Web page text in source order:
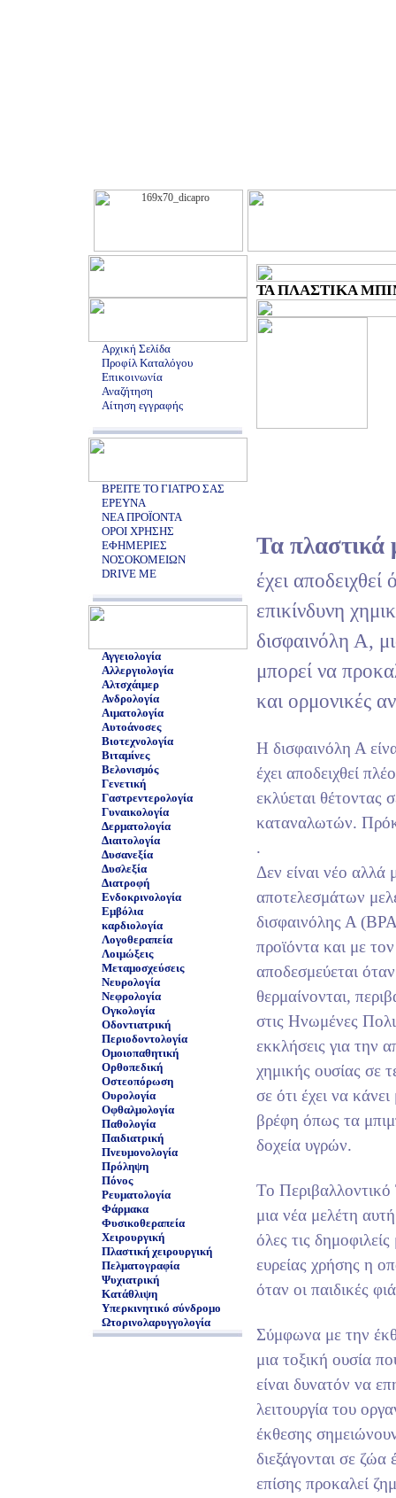
Αρχική Σελίδα
Προφίλ Καταλόγου
Επικοινωνία
Αναζήτηση
Αίτηση εγγραφής
ΒΡΕΙΤΕ ΤΟ ΓΙΑΤΡΟ ΣΑΣ
ΕΡΕΥΝΑ
ΝΕΑ ΠΡΟΪΟΝΤΑ
ΟΡΟΙ ΧΡΗΣΗΣ
ΕΦΗΜΕΡΙΕΣ
ΝΟΣΟΚΟΜΕΙΩΝ
DRIVE ME
Αγγειολογία
Αλλεργιολογία
Αλτσχάιμερ
Ανδρολογία
Αιματολογία
Αυτοάνοσες
Βιοτεχνολογία
Βιταμίνες
Βελονισμός
Γενετική
Γαστρεντερολογία
Γυναικολογία
Δερματολογία
Διαιτολογία
Δυσανεξία
Δυσλεξία
Διατροφή
Ενδοκρινολογία
Εμβόλια
καρδιολογία
Λογοθεραπεία
Λοιμώξεις
Μεταμοσχεύσεις
Νευρολογία
Νεφρολογία
Ογκολογία
Οδοντιατρική
Περιοδοντολογία
Ομοιοπαθητική
Ορθοπεδική
Οστεοπόρωση
Ουρολογία
Οφθαλμολογία
Παθολογία
Παιδιατρική
Πνευμονολογία
Πρόληψη
Πόνος
Ρευματολογία
Φάρμακα
Φυσικοθεραπεία
Χειρουργική
Πλαστική χειρουργική
Πελματογραφία
Ψυχιατρική
Κατάθλιψη
Υπερκινητικό σύνδρομο
Ωτορινολαρυγγολογία
ΤΑ ΠΛΑΣΤΙΚΑ
Τα πλαστικά
έχει αποδειχθεί
επικίνδυνη
δισφαινόλη Α,
μπορεί να
και ορμονικές
Η δισφαινόλη Α
έχει αποδειχθεί
εκλύεται θέτοντας
καταναλωτών.
.
Δεν είναι νέο αλλά
αποτελεσμάτων
δισφαινόλης Α
προϊόντα και με
αποδεσμεύεται
θερμαίνονται,
στις Ηνωμένες
εκκλήσεις για την
χημικής ουσίας σε
σε ότι έχει να
βρέφη όπως τα
δοχεία υγρών.
Το
μια νέα μελέτη
όλες τις
ευρείας χρήσης η
όταν οι παιδικές
Σύμφωνα με την
μια τοξική ουσία
είναι δυνατόν να
λειτουργία του
έκθεσης
διεξάγονται σε ζώα
επίσης προκαλεί